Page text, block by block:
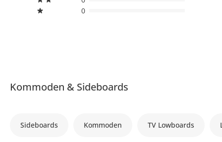
0
Kommoden & Sideboards
Sideboards Kommoden TV Lowboards